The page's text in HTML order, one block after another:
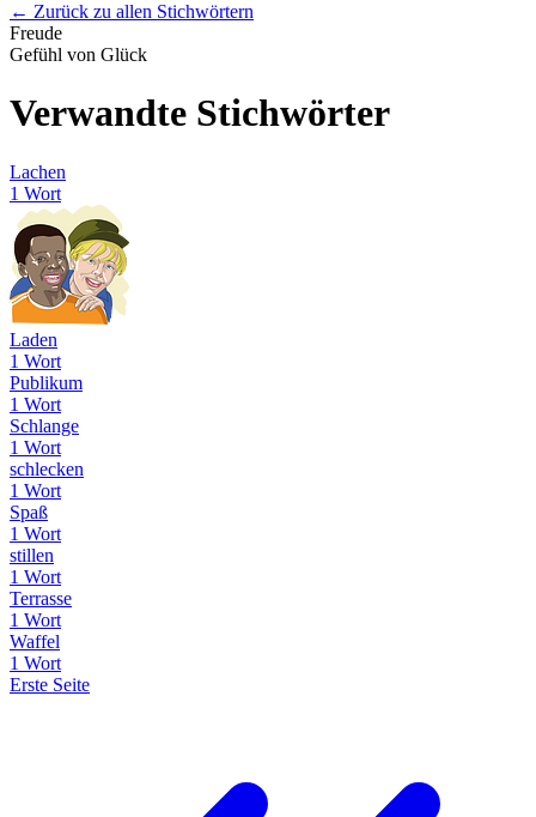
← Zurück zu allen Stichwörtern
Freude
Gefühl von Glück
Verwandte Stichwörter
Lachen
1 Wort
Laden
1 Wort
Publikum
1 Wort
Schlange
1 Wort
schlecken
1 Wort
Spaß
1 Wort
stillen
1 Wort
Terrasse
1 Wort
Waffel
1 Wort
Erste Seite